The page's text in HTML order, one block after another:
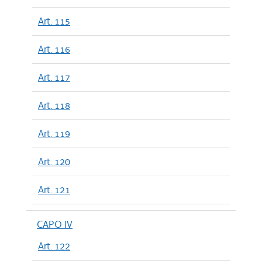
Art. 115
Art. 116
Art. 117
Art. 118
Art. 119
Art. 120
Art. 121
CAPO IV
Art. 122